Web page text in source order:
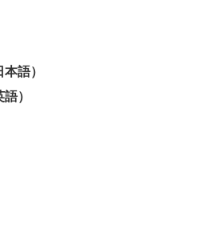
語）
）